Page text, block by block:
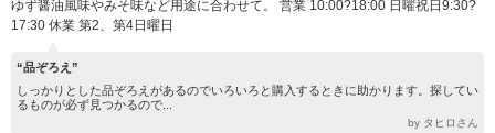
ゆず醤油風味やみそ味など用途に合わせて。 営業 10:00?18:00 日曜祝日9:30?
17:30 休業 第2、第4日曜日
“品ぞろえ”
しっかりとした品ぞろえがあるのでいろいろと購入するときに助かります。探してい
るものが必ず見つかるので...
by タヒロさん